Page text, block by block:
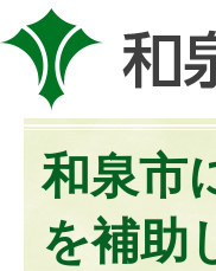
和泉市
を補助